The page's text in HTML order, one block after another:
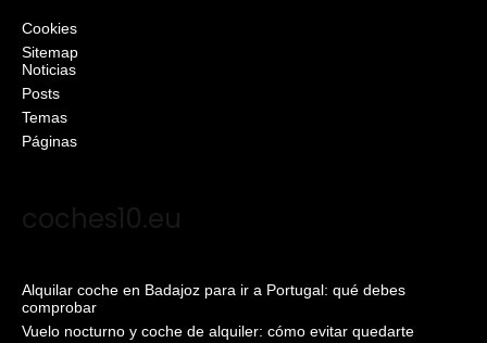
Cookies
Sitemap
Noticias
Posts
Temas
Páginas
coches10.eu
Alquilar coche en Badajoz para ir a Portugal: qué debes
comprobar
Vuelo nocturno y coche de alquiler: cómo evitar quedarte